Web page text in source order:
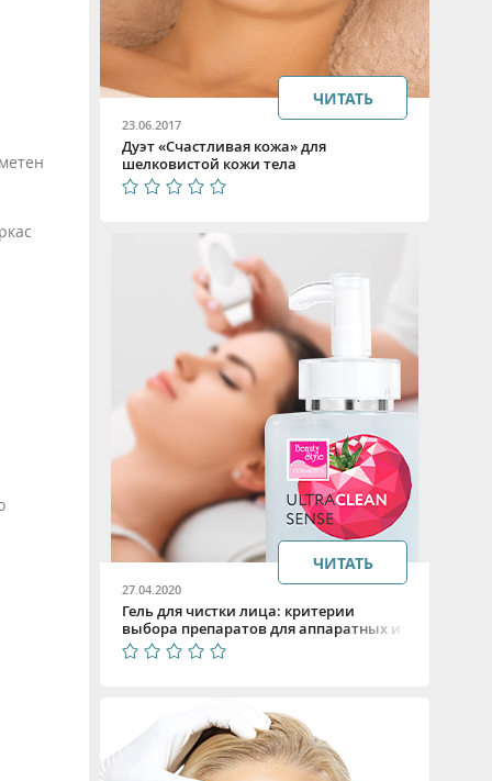
23.06.2017
Дуэт «Счастливая кожа» для
шелковистой кожи тела
ЧИТАТЬ
27.04.2020
Гель для чистки лица: критерии
выбора препаратов для аппаратных и
УЗ процедур.
ЧИТАТЬ